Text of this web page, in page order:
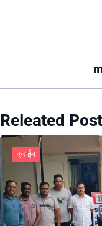
Releated
क्राईम